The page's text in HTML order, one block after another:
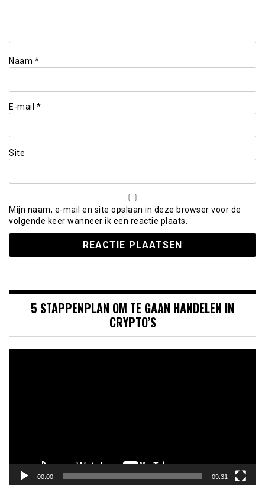
Naam *
E-mail *
Site
Mijn naam, e-mail en site opslaan in deze browser voor de
volgende keer wanneer ik een reactie plaats.
5 STAPPENPLAN OM TE GAAN HANDELEN IN
CRYPTO’S
00:00 09:31